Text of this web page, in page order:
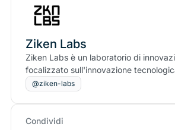
Ziken Labs
Ziken Labs è un laboratorio di
focalizzato sull'innovazione
@ziken-labs
Condividi